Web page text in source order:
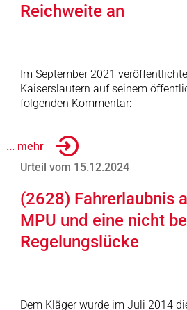
Reichweite an
Im September 2021
Kaiserslautern auf seinem
folgenden Kommentar:
... mehr
Urteil vom 15.12.2024
(2628) Fahrerlaubnis
MPU und eine nicht
Regelungslücke
Dem Kläger wurde im Juli 2014